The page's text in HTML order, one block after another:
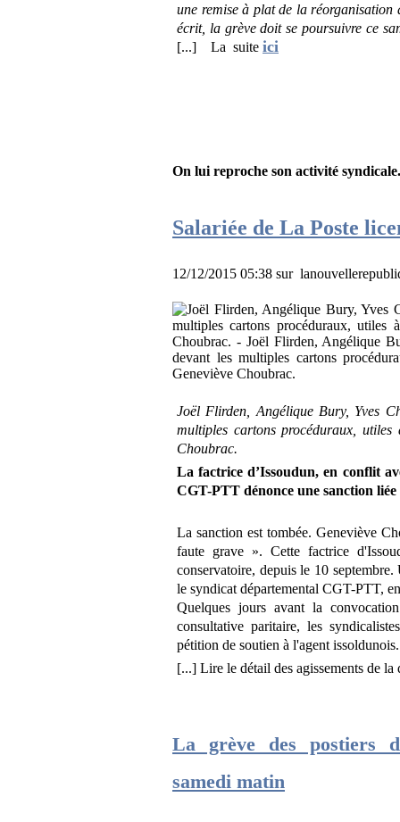
une remise à plat de la réorganisation
écrit, la grève doit se poursuivre ce
[...] La suiteici
On lui reproche son activité
Salariée de La Poste
12/12/2015 05:38 sur
Joël Flirden, Angélique Bury, Yves
multiples cartons procéduraux,
Choubrac.
La factrice d’Issoudun, en conflit
CGT-PTT dénonce une sanction liée
La sanction est tombée. Geneviève
faute grave ». Cette factrice
conservatoire, depuis le 10
le syndicat départemental CGT-PTT,
Quelques jours avant la
consultative paritaire, les
pétition de soutien à l'agent issoldunois.
[...] Lire le détail des agissements de
La grève des postiers
samedi matin